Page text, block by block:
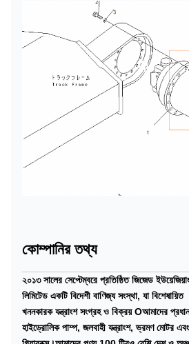
কোম্পানির তথ্য
২০১৩ সালের সেপ্টেম্বরে প্রতিষ্ঠিত জিজেড ইউয়েজিয়াং
লিমিটেড একটি বিদেশী বাণিজ্য সংস্থা, যা বিশেষায়িত
খননকারক যন্ত্রাংশ সংগ্রহ ও বিক্রয় Oআমাদের
হাইড্রোলিক পাম্প, জলবাহী যন্ত্রাংশ, ভ্রমণ মোটর